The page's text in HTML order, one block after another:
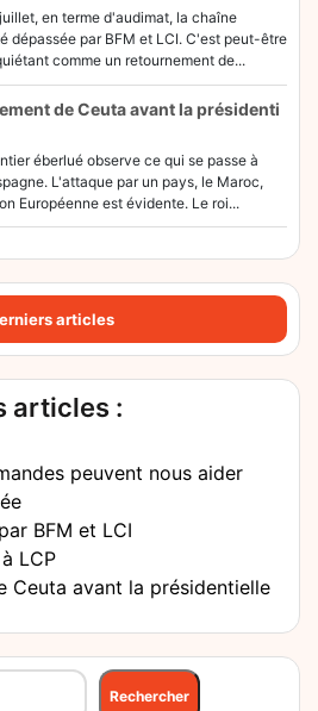
en terme d'audimat, la chaîne
dépassée par BFM et LCI. C'est peut-être
comme un retournement de...
de Ceuta avant la présidenti
éberlué observe ce qui se passe à
L'attaque par un pays, le Maroc,
Européenne est évidente. Le roi...
articles
articles :
peuvent nous aider
BFM et LCI
LCP
Ceuta avant la présidentielle
Rechercher